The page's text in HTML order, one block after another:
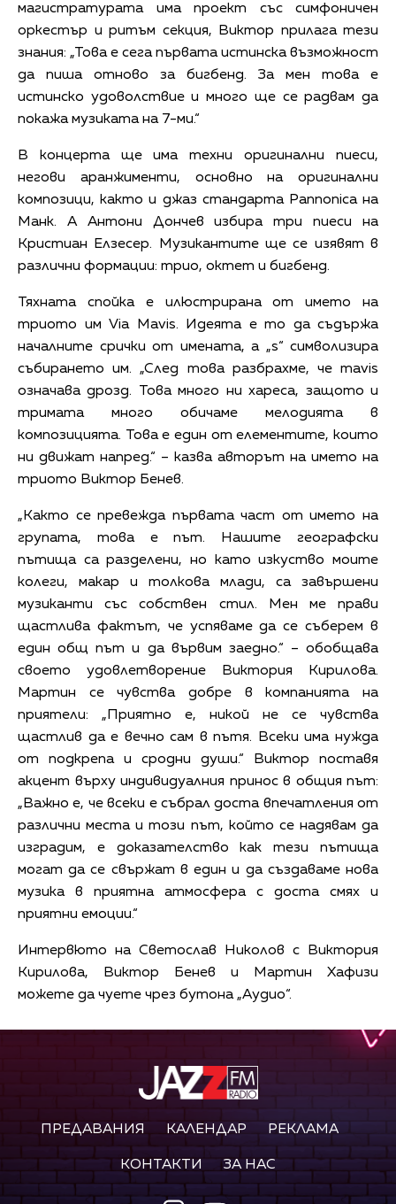
магистратурата има проект със симфоничен
оркестър и ритъм секция, Виктор прилага тези
знания: „Това е сега първата истинска възможност
да пиша отново за бигбенд. За мен това е
истинско удоволствие и много ще се радвам да
покажа музиката на 7-ми.“
В концерта ще има техни оригинални пиеси,
негови аранжименти, основно на оригинални
композици, както и джаз стандарта Pannonica на
Манк. А Антони Дончев избира три пиеси на
Кристиан Елзесер. Музикантите ще се изявят в
различни формации: трио, октет и бигбенд.
Тяхната спойка е илюстрирана от името на
триото им Via Mavis. Идеята е то да съдържа
началните срички от имената, а „s“ символизира
събирането им. „След това разбрахме, че mavis
означава дрозд. Това много ни хареса, защото и
тримата много обичаме мелодията в
композицията. Това е един от елементите, които
ни движат напред.“ – казва авторът на името на
триото Виктор Бенев.
„Както се превежда първата част от името на
групата, това е път. Нашите географски
пътища са разделени, но като изкуство моите
колеги, макар и толкова млади, са завършени
музиканти със собствен стил. Мен ме прави
щастлива фактът, че успяваме да се съберем в
един общ път и да вървим заедно.“ – обобщава
своето удовлетворение Виктория Кирилова.
Мартин се чувства добре в компанията на
приятели: „Приятно е, никой не се чувства
щастлив да е вечно сам в пътя. Всеки има нужда
от подкрепа и сродни души.“ Виктор поставя
акцент върху индивидуалния принос в общия път:
„Важно е, че всеки е събрал доста впечатления от
различни места и този път, който се надявам да
изградим, е доказателство как тези пътища
могат да се свържат в един и да създаваме нова
музика в приятна атмосфера с доста смях и
приятни емоции.“
Интервюто на Светослав Николов с Виктория
Кирилова, Виктор Бенев и Мартин Хафизи
можете да чуете чрез бутона „Аудио“.
ПРЕДАВАНИЯ КАЛЕНДАР РЕКЛАМА
КОНТАКТИ ЗА НАС